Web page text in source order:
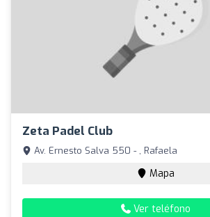
Zeta Padel Club
Av. Ernesto Salva 550 - , Rafaela
Mapa
Ver teléfono